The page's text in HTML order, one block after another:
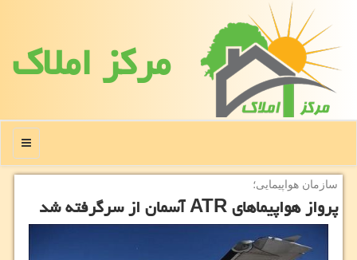
مركز املاك
منو
سازمان هواپیمایی؛
پرواز هواپیماهای ATR آسمان از سرگرفته شد